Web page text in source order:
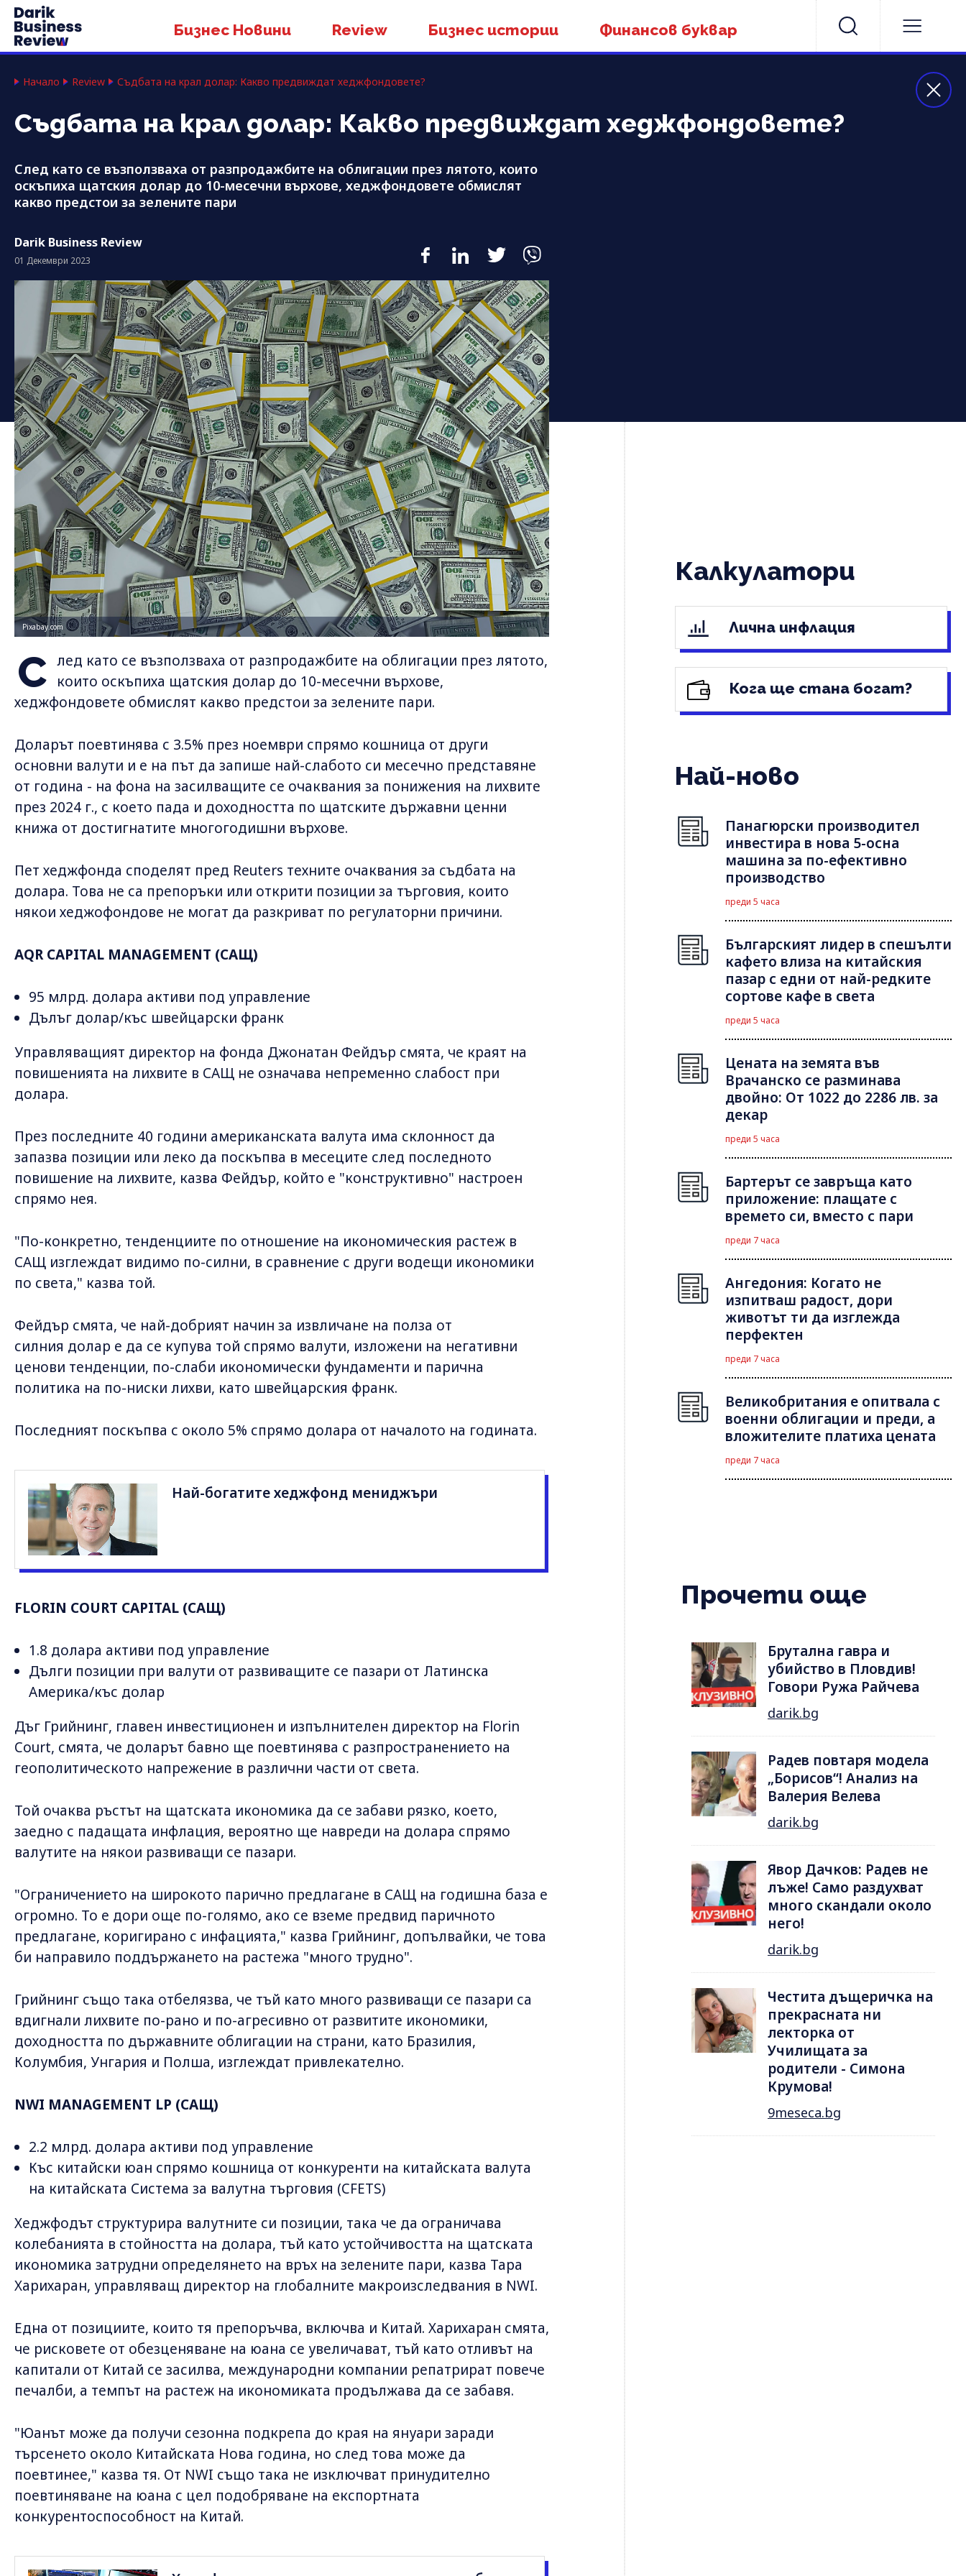
Бизнес Новини Review Бизнес истории Финансов буквар
Начало Review Съдбата на крал долар: Какво предвиждат хеджфондовете?
Съдбата на крал долар: Какво предвиждат хеджфондовете?
След като се възползваха от разпродажбите на облигации през лятото, които
оскъпиха щатския долар до 10-месечни върхове, хеджфондовете обмислят
какво предстои за зелените пари
Darik Business Review
01 Декември 2023
Pixabay.com
С лед като се възползваха от разпродажбите на облигации през лятото,
които оскъпиха щатския долар до 10-месечни върхове,
хеджфондовете обмислят какво предстои за зелените пари.
Доларът поевтинява с 3.5% през ноември спрямо кошница от други
основни валути и е на път да запише най-слабото си месечно представяне
от година - на фона на засилващите се очаквания за понижения на лихвите
през 2024 г., с което пада и доходността по щатските държавни ценни
книжа от достигнатите многогодишни върхове.
Пет хеджфонда споделят пред Reuters техните очаквания за съдбата на
долара. Това не са препоръки или открити позиции за търговия, които
някои хеджофондове не могат да разкриват по регулаторни причини.
AQR CAPITAL MANAGEMENT (САЩ)
95 млрд. долара активи под управление
Дълъг долар/къс швейцарски франк
Управляващият директор на фонда Джонатан Фейдър смята, че краят на
повишенията на лихвите в САЩ не означава непременно слабост при
долара.
През последните 40 години американската валута има склонност да
запазва позиции или леко да поскъпва в месеците след последното
повишение на лихвите, казва Фейдър, който е "конструктивно" настроен
спрямо нея.
"По-конкретно, тенденциите по отношение на икономическия растеж в
САЩ изглеждат видимо по-силни, в сравнение с други водещи икономики
по света," казва той.
Фейдър смята, че най-добрият начин за извличане на полза от
силния долар е да се купува той спрямо валути, изложени на негативни
ценови тенденции, по-слаби икономически фундаменти и парична
политика на по-ниски лихви, като швейцарския франк.
Последният поскъпва с около 5% спрямо долара от началото на годината.
Най-богатите хеджфонд мениджъри
FLORIN COURT CAPITAL (САЩ)
1.8 долара активи под управление
Дълги позиции при валути от развиващите се пазари от Латинска
Америка/къс долар
Дъг Грийнинг, главен инвестиционен и изпълнителен директор на Florin
Court, смята, че доларът бавно ще поевтинява с разпространението на
геополитическото напрежение в различни части от света.
Той очаква ръстът на щатската икономика да се забави рязко, което,
заедно с падащата инфлация, вероятно ще навреди на долара спрямо
валутите на някои развиващи се пазари.
"Ограничението на широкото парично предлагане в САЩ на годишна база е
огромно. То е дори още по-голямо, ако се вземе предвид паричното
предлагане, коригирано с инфацията," казва Грийнинг, допълвайки, че това
би направило поддържането на растежа "много трудно".
Грийнинг също така отбелязва, че тъй като много развиващи се пазари са
вдигнали лихвите по-рано и по-агресивно от развитите икономики,
доходността по държавните облигации на страни, като Бразилия,
Колумбия, Унгария и Полша, изглеждат привлекателно.
NWI MANAGEMENT LP (САЩ)
2.2 млрд. долара активи под управление
Къс китайски юан спрямо кошница от конкуренти на китайската валута
на китайската Система за валутна търговия (CFETS)
Хеджфодът структурира валутните си позиции, така че да ограничава
колебанията в стойността на долара, тъй като устойчивостта на щатската
икономика затрудни определянето на връх на зелените пари, казва Тара
Харихаран, управляващ директор на глобалните макроизследвания в NWI.
Една от позициите, които тя препоръчва, включва и Китай. Харихаран смята,
че рисковете от обезценяване на юана се увеличават, тъй като отливът на
капитали от Китай се засилва, международни компании репатрират повече
печалби, а темпът на растеж на икономиката продължава да се забавя.
"Юанът може да получи сезонна подкрепа до края на януари заради
търсенето около Китайската Нова година, но след това може да
поевтинее," казва тя. От NWI също така не изключват принудително
поевтиняване на юана с цел подобряване на експортната
конкурентоспособност на Китай.
Калкулатори
Лична инфлация
Кога ще стана богат?
Най-ново
Панагюрски производител
инвестира в нова 5-осна
машина за по-ефективно
производство
преди 5 часа
Българският лидер в спешълти
кафето влиза на китайския
пазар с едни от най-редките
сортове кафе в света
преди 5 часа
Цената на земята във
Врачанско се разминава
двойно: От 1022 до 2286 лв. за
декар
преди 5 часа
Бартерът се завръща като
приложение: плащате с
времето си, вместо с пари
преди 7 часа
Ангедония: Когато не
изпитваш радост, дори
животът ти да изглежда
перфектен
преди 7 часа
Великобритания е опитвала с
военни облигации и преди, а
вложителите платиха цената
преди 7 часа
Прочети още
Брутална гавра и
убийство в Пловдив!
Говори Ружа Райчева
darik.bg
Радев повтаря модела
„Борисов“! Анализ на
Валерия Велева
darik.bg
Явор Дачков: Радев не
лъже! Само раздухват
много скандали около
него!
darik.bg
Честита дъщеричка на
прекрасната ни
лекторка от
Училищата за
родители - Симона
Крумова!
9meseca.bg